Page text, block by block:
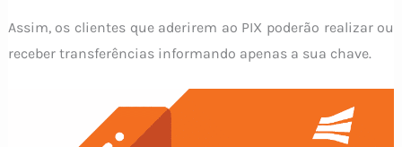
Assim, os clientes que aderirem ao PIX poderão realizar ou
receber transferências informando apenas a sua chave.